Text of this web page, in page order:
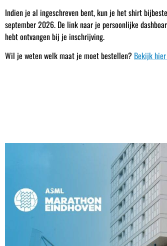
Indien je al ingeschreven bent, kun je het shirt
september 2026. De link naar je persoonlijke
hebt ontvangen bij je inschrijving.
Wil je weten welk maat je moet bestellen? Bekijk